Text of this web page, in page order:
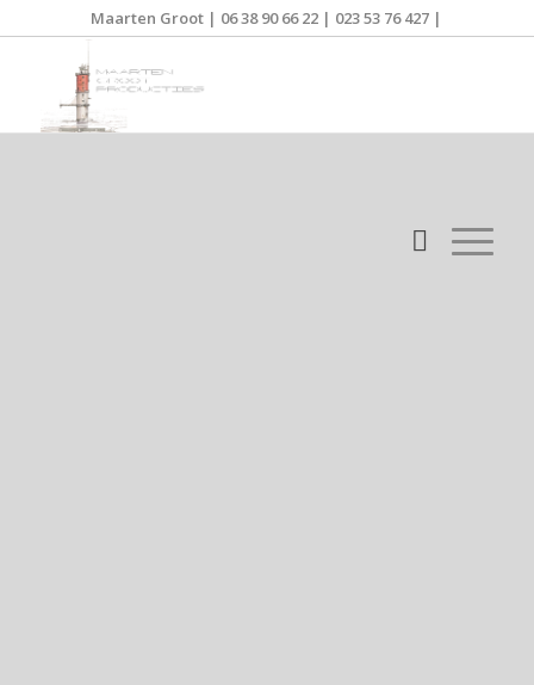
Maarten Groot | 06 38 90 66 22 | 023 53 76 427 |